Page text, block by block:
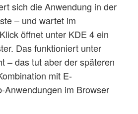
sich die Anwendung in der
– und wartet im
öffnet unter KDE 4 ein
Das funktioniert unter
– das tut aber der späteren
mit E-
Anwendungen im Browser